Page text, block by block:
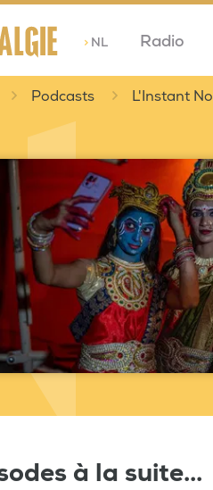
>NL Radio
Podcasts L'Instant
à la suite...